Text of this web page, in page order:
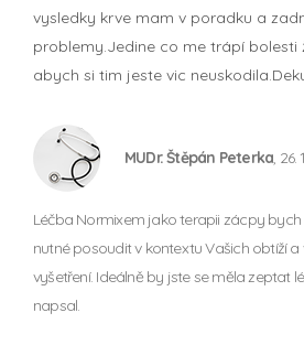
vysledky krve mam v poradku a
problemy.Jedine co me trápí bolesti
abych si tim jeste vic
MUDr. Štěpán Peterka, 26.
Léčba Normixem jako terapii zácpy
nutné posoudit v kontextu Vašich obtíží
vyšetření. Ideálně by jste se měla zeptat
napsal.